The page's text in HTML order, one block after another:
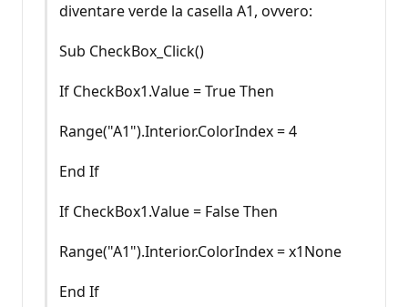
diventare verde la casella A1, ovvero:
Sub CheckBox_Click()
If CheckBox1.Value = True Then
Range("A1").Interior.ColorIndex = 4
End If
If CheckBox1.Value = False Then
Range("A1").Interior.ColorIndex = x1None
End If